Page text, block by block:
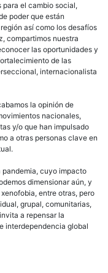
el cambio social,
poder que están
así como los desafíos
compartimos nuestra
las oportunidades y
de las
internacionalista
la opinión de
nacionales,
y/o que han impulsado
a otras personas clave en
pandemia, cuyo impacto
dimensionar aún, y
entre otras, pero
grupal, comunitarias,
a repensar la
interdependencia global